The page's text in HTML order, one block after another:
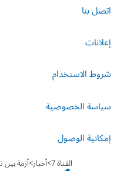
اتصل بنا
إعلانات
شروط الاستخدام
سياسة الخصوصية
إمكانية الوصول
القناة 7 أخبار أزمة بين